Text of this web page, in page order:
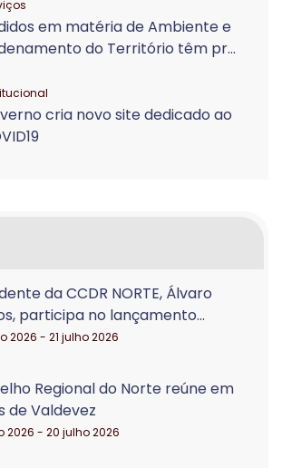
em matéria de Ambiente e
do Território têm pr...
cria novo site dedicado ao
da CCDR NORTE, Álvaro
participa no lançamento...
2026 - 21 julho 2026
Regional do Norte reúne em
de Valdevez
2026 - 20 julho 2026